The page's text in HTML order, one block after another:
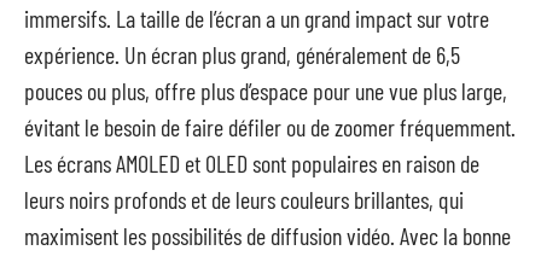
immersifs. La taille de l’écran a un grand impact sur votre
expérience. Un écran plus grand, généralement de 6,5
pouces ou plus, offre plus d’espace pour une vue plus large,
évitant le besoin de faire défiler ou de zoomer fréquemment.
Les écrans AMOLED et OLED sont populaires en raison de
leurs noirs profonds et de leurs couleurs brillantes, qui
maximisent les possibilités de diffusion vidéo. Avec la bonne